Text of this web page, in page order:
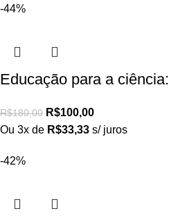
-44%
Educação para a
R$180,00 R$100,00
Ou 3x de R$33,33 s/ juros
-42%